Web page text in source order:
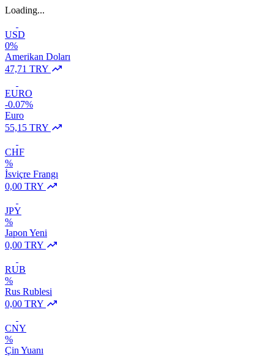
Loading...
USD
0%
Amerikan Doları
47,71 TRY
EURO
-0.07%
Euro
55,15 TRY
CHF
%
İsviçre Frangı
0,00 TRY
JPY
%
Japon Yeni
0,00 TRY
RUB
%
Rus Rublesi
0,00 TRY
CNY
%
Çin Yuanı